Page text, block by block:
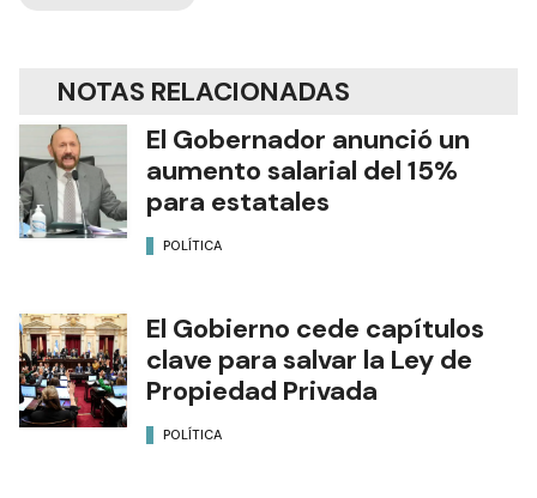
NOTAS RELACIONADAS
El Gobernador anunció un
aumento salarial del 15%
para estatales
POLÍTICA
El Gobierno cede capítulos
clave para salvar la Ley de
Propiedad Privada
POLÍTICA